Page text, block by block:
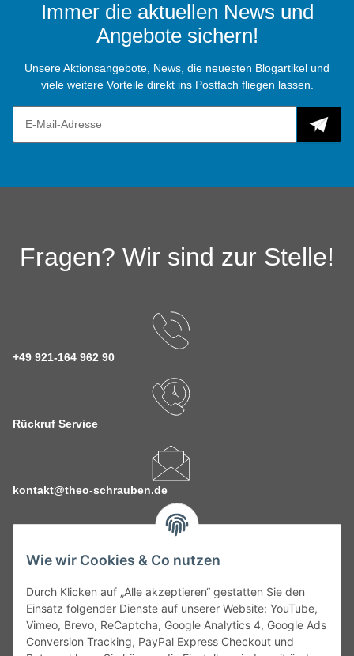
Wie wir Cookies & Co nutzen
Durch Klicken auf „Alle akzeptieren“ gestatten Sie den
Einsatz folgender Dienste auf unserer Website: YouTube,
Vimeo, Brevo, ReCaptcha, Google Analytics 4, Google Ads
Conversion Tracking, PayPal Express Checkout und
Immer die aktuellen News und
Angebote sichern!
Unsere Aktionsangebote, News, die neuesten Blogartikel und
viele weitere Vorteile direkt ins Postfach fliegen lassen.
Fragen? Wir sind zur Stelle!
+49 921-164 962 90
Rückruf Service
kontakt@theo-schrauben.de
Service
Gesetzliche Informationen